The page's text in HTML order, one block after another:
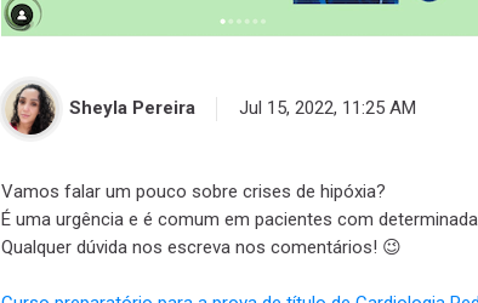
Sheyla Pereira Jul 15, 2022, 11:25 AM
Vamos falar um pouco sobre crises de hipóxia?
É uma urgência e é comum em pacientes com
Qualquer dúvida nos escreva nos comentários! 😉